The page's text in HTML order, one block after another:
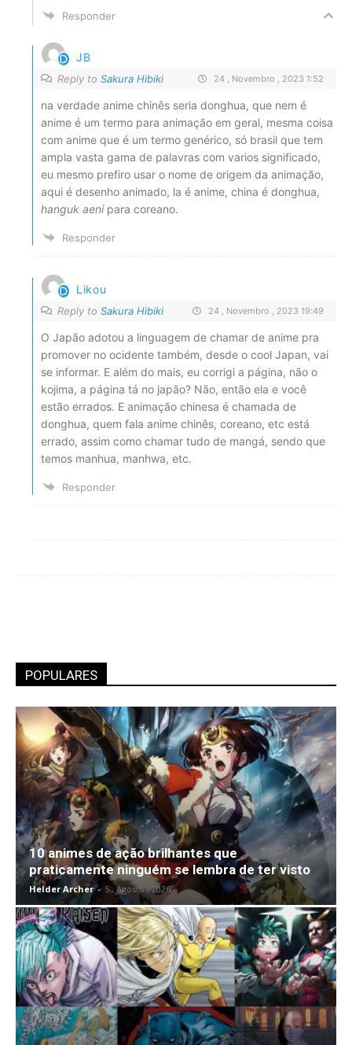
Responder
JB
Reply to Sakura Hibiki 24 , Novembro , 2023 1:52
na verdade anime chinês seria donghua, que nem é
anime é um termo para animação em geral, mesma coisa
com anime que é um termo genérico, só brasil que tem
ampla vasta gama de palavras com varios significado,
eu mesmo prefiro usar o nome de origem da animação,
aqui é desenho animado, la é anime, china é donghua,
hanguk aenipara coreano.
Responder
Likou
Reply to Sakura Hibiki 24 , Novembro , 2023 19:49
O Japão adotou a linguagem de chamar de anime pra
promover no ocidente também, desde o cool Japan, vai
se informar. E além do mais, eu corrigi a página, não o
kojima, a página tá no japão? Não, então ela e você
estão errados. E animação chinesa é chamada de
donghua, quem fala anime chinês, coreano, etc está
errado, assim como chamar tudo de mangá, sendo que
temos manhua, manhwa, etc.
Responder
POPULARES
10 animes de ação brilhantes que
praticamente ninguém se lembra de ter visto
Helder Archer - 5 , Agosto , 2026